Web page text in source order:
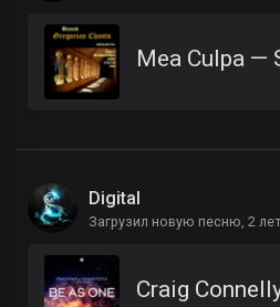
Mea Culpa —
Digital
Загрузил новую песню, 2